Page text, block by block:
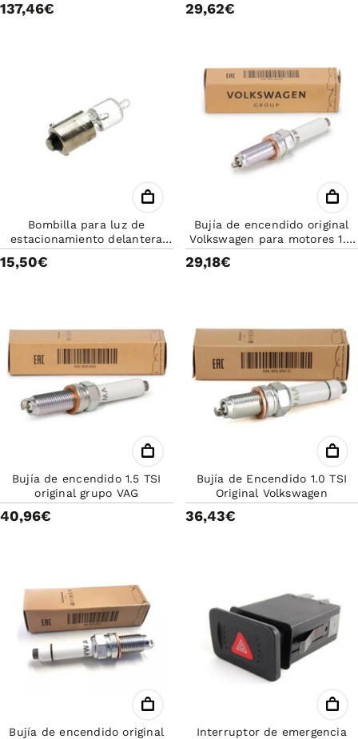
Skoda Kodiaq, VW Golf VII y
137,46€ 29,62€
Bombilla para luz de
estacionamiento delantera
H6W original Volkswagen
15,50€
Bujía de encendido original
Volkswagen para motores 1.0
TSI y 1.5 TSI
29,18€
Bujía de encendido 1.5 TSI
original grupo VAG
40,96€
Bujía de Encendido 1.0 TSI
Original Volkswagen
36,43€
Bujía de encendido original
Interruptor de emergencia